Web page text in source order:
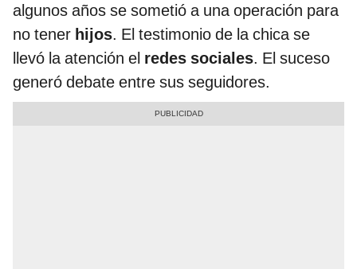
algunos años se sometió a una operación para
no tener hijos. El testimonio de la chica se
llevó la atención el redes sociales. El suceso
generó debate entre sus seguidores.